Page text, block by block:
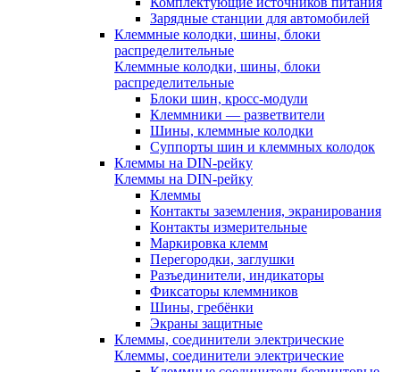
Зарядные станции для автомобилей
Клеммные колодки, шины, блоки
распределительные
Клеммные колодки, шины, блоки
распределительные
Блоки шин, кросс-модули
Клеммники — разветвители
Шины, клеммные колодки
Суппорты шин и клеммных колодок
Клеммы на DIN-рейку
Клеммы на DIN-рейку
Клеммы
Контакты заземления, экранирования
Контакты измерительные
Маркировка клемм
Перегородки, заглушки
Разъединители, индикаторы
Фиксаторы клеммников
Шины, гребёнки
Экраны защитные
Клеммы, соединители электрические
Клеммы, соединители электрические